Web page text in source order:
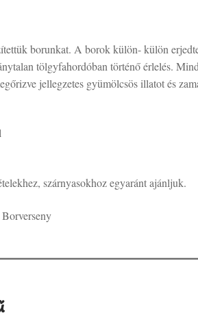
borunkat. A borok külön- külön
tölgyfahordóban történő érlelés.
jellegzetes gyümölcsös illatot és
szárnyasokhoz egyaránt ajánljuk.